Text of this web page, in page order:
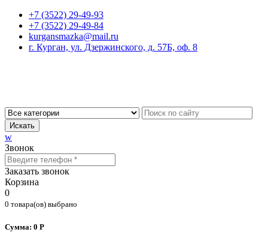
+7 (3522) 29-49-93
+7 (3522) 29-49-84
kurgansmazka@mail.ru
г. Курган, ул. Дзержинского, д. 57Б, оф. 8
Искать
w
Звонок
Заказать звонок
Корзина
0
0 товара(ов) выбрано
Сумма: 0 Р